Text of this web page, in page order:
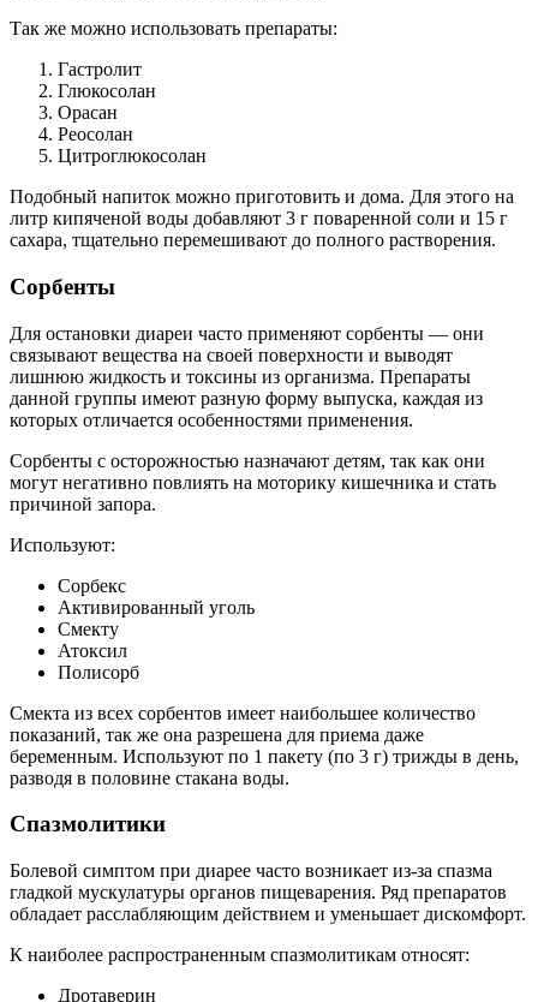
Так же можно использовать препараты:
Гастролит
Глюкосолан
Орасан
Реосолан
Цитроглюкосолан
Подобный напиток можно приготовить и дома. Для этого на
литр кипяченой воды добавляют 3 г поваренной соли и 15 г
сахара, тщательно перемешивают до полного растворения.
Сорбенты
Для остановки диареи часто применяют сорбенты — они
связывают вещества на своей поверхности и выводят
лишнюю жидкость и токсины из организма. Препараты
данной группы имеют разную форму выпуска, каждая из
которых отличается особенностями применения.
Сорбенты с осторожностью назначают детям, так как они
могут негативно повлиять на моторику кишечника и стать
причиной запора.
Используют:
Сорбекс
Активированный уголь
Смекту
Атоксил
Полисорб
Смекта из всех сорбентов имеет наибольшее количество
показаний, так же она разрешена для приема даже
беременным. Используют по 1 пакету (по 3 г) трижды в день,
разводя в половине стакана воды.
Спазмолитики
Болевой симптом при диарее часто возникает из-за спазма
гладкой мускулатуры органов пищеварения. Ряд препаратов
обладает расслабляющим действием и уменьшает дискомфорт.
К наиболее распространенным спазмолитикам относят:
Дротаверин